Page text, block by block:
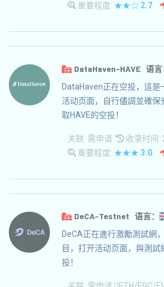
重要程度: ★★☆ 2.7
DataHaven-HAVE 语言
DataHaven正在空投，這
活动页面，自行儘調並確
取HAVE的空投！
关联: 需申请
收录时间
重要程度: ★★★ 3.0
DeCA-Testnet 语言：
DeCA正在進行激勵測試網
目，打开活动页面，與測
投！